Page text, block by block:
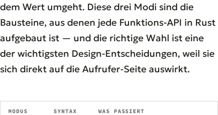
dem Wert umgeht. Diese drei Modi sind die
Bausteine, aus denen jede Funktions-API in Rust
aufgebaut ist — und die richtige Wahl ist eine
der wichtigsten Design-Entscheidungen, weil sie
sich direkt auf die Aufrufer-Seite auswirkt.
MODUS SYNTAX WAS PASSIERT